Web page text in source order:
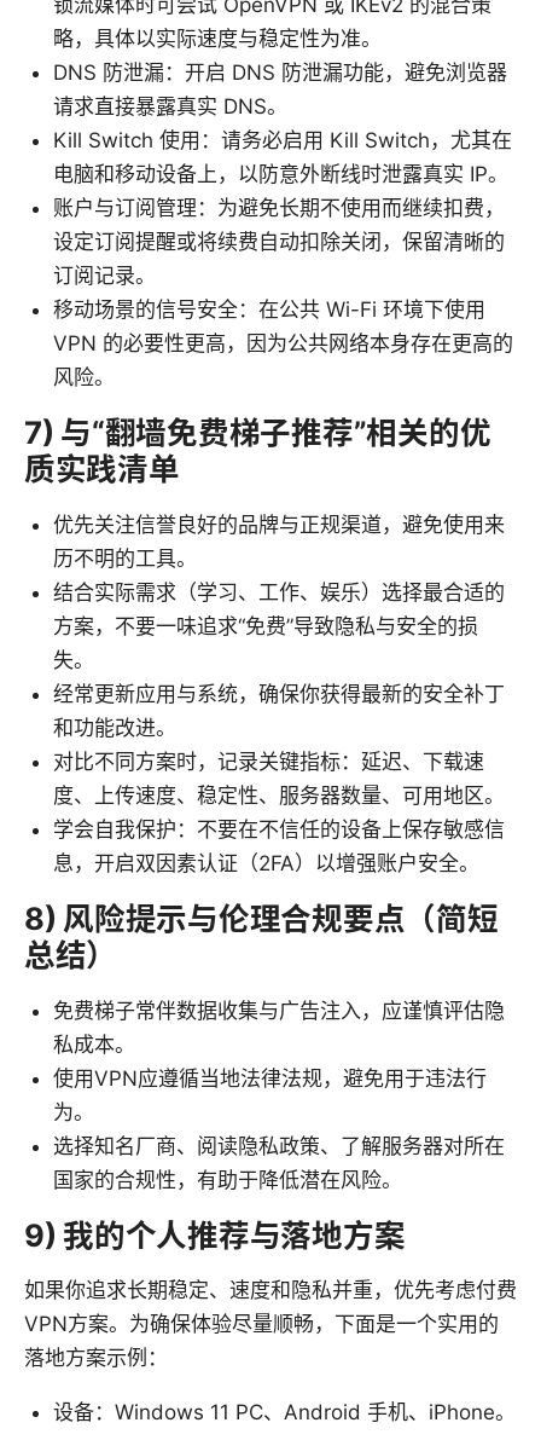
锁流媒体时可尝试 OpenVPN 或 IKEv2 的混合策
略，具体以实际速度与稳定性为准。
DNS 防泄漏：开启 DNS 防泄漏功能，避免浏览器
请求直接暴露真实 DNS。
Kill Switch 使用：请务必启用 Kill Switch，尤其在
电脑和移动设备上，以防意外断线时泄露真实 IP。
账户与订阅管理：为避免长期不使用而继续扣费，
设定订阅提醒或将续费自动扣除关闭，保留清晰的
订阅记录。
移动场景的信号安全：在公共 Wi-Fi 环境下使用
VPN 的必要性更高，因为公共网络本身存在更高的
风险。
7) 与“翻墙免费梯子推荐”相关的优
质实践清单
优先关注信誉良好的品牌与正规渠道，避免使用来
历不明的工具。
结合实际需求（学习、工作、娱乐）选择最合适的
方案，不要一味追求“免费”导致隐私与安全的损
失。
经常更新应用与系统，确保你获得最新的安全补丁
和功能改进。
对比不同方案时，记录关键指标：延迟、下载速
度、上传速度、稳定性、服务器数量、可用地区。
学会自我保护：不要在不信任的设备上保存敏感信
息，开启双因素认证（2FA）以增强账户安全。
8) 风险提示与伦理合规要点（简短
总结）
免费梯子常伴数据收集与广告注入，应谨慎评估隐
私成本。
使用VPN应遵循当地法律法规，避免用于违法行
为。
选择知名厂商、阅读隐私政策、了解服务器对所在
国家的合规性，有助于降低潜在风险。
9) 我的个人推荐与落地方案
如果你追求长期稳定、速度和隐私并重，优先考虑付费
VPN方案。为确保体验尽量顺畅，下面是一个实用的
落地方案示例：
设备：Windows 11 PC、Android 手机、iPhone。